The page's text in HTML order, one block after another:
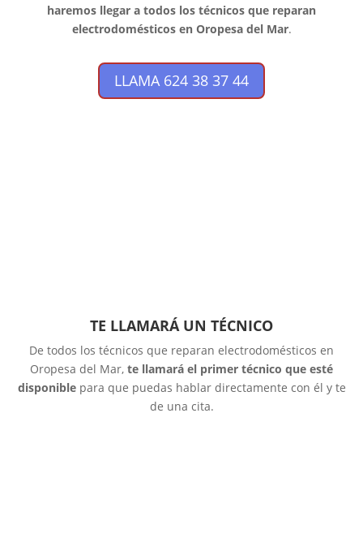
haremos llegar a todos los técnicos que reparan
electrodomésticos en Oropesa del Mar.
LLAMA 624 38 37 44
TE LLAMARÁ UN TÉCNICO
De todos los técnicos que reparan electrodomésticos en
Oropesa del Mar, te llamará el primer técnico que esté
disponiblepara que puedas hablar directamente con él y te
de una cita.